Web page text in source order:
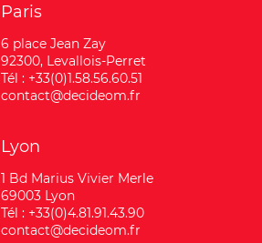
Paris
6 place Jean Zay
92300, Levallois-Perret
Tél : +33(0)1.58.56.60.51
contact@decideom.fr
Lyon
1 Bd Marius Vivier Merle
69003 Lyon
Tél : +33(0)4.81.91.43.90
contact@decideom.fr